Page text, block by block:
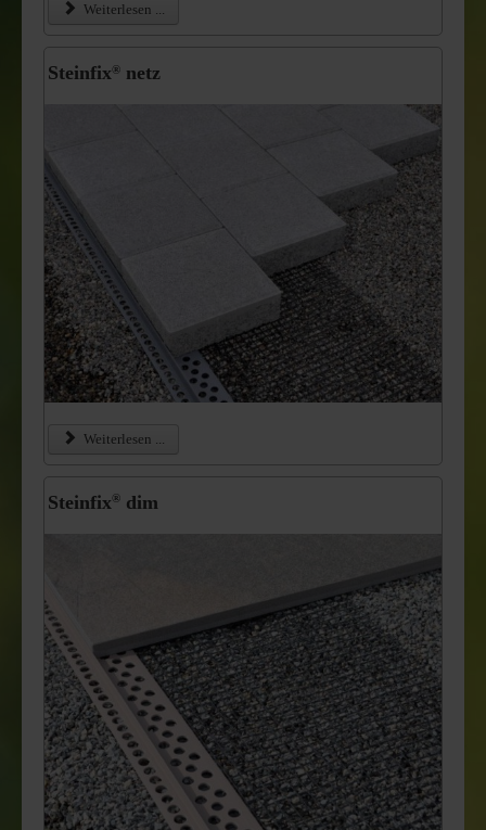
Weiterlesen ...
Steinfix® netz
Weiterlesen ...
Steinfix® dim